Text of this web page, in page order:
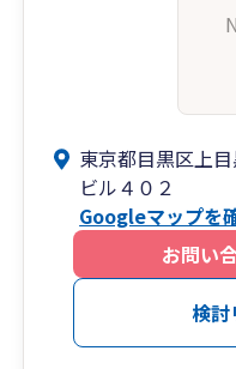
東京都目黒区上
ビル４０２
Googleマップを
お問い
検討